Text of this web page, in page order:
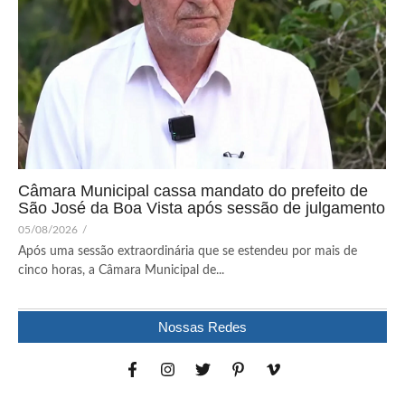
Câmara Municipal cassa mandato do prefeito de
São José da Boa Vista após sessão de julgamento
05/08/2026 /
Após uma sessão extraordinária que se estendeu por mais de
cinco horas, a Câmara Municipal de...
Nossas Redes